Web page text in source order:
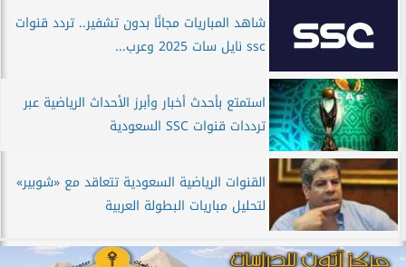
شاهد المباريات مجانًا بدون تشفير.. تردد قنوات
ssc نايل سات 2025 وعرب...
استمتع بأحدث أخبار وأبرز الأحداث الرياضية عبر
ترددات قنوات SSC السعودية
القنوات الرياضية السعودية تتعاقد مع «شوبير»
لتحليل مباريات البطولة العربية